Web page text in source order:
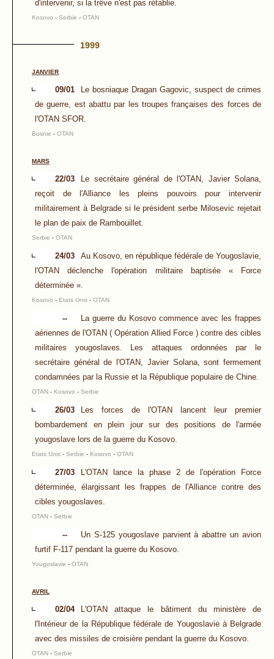
d'intervenir, si la trêve n'est pas rétablie.
Kosovo - Serbie - OTAN
1999
JANVIER
09/01
Le bosniaque Dragan Gagovic, suspect de crimes
de guerre, est abattu par les troupes françaises des forces de
l'OTAN SFOR.
Bosnie - OTAN
MARS
22/03
Le secrétaire général de l'OTAN, Javier Solana,
reçoit de l'Alliance les pleins pouvoirs pour intervenir
militairement à Belgrade si le président serbe Milosevic rejetait
le plan de paix de Rambouillet.
Serbie - OTAN
24/03
Au Kosovo, en république fédérale de Yougoslavie,
l'OTAN déclenche l'opération militaire baptisée « Force
déterminée ».
Kosovo - Etats Unis - OTAN
--
La guerre du Kosovo commence avec les frappes
aériennes de l'OTAN ( Opération Allied Force ) contre des cibles
militaires yougoslaves. Les attaques ordonnées par le
secrétaire général de l'OTAN, Javier Solana, sont fermement
condamnées par la Russie et la République populaire de Chine.
OTAN - Kosovo - Serbie
26/03
Les forces de l'OTAN lancent leur premier
bombardement en plein jour sur des positions de l'armée
yougoslave lors de la guerre du Kosovo.
Etats Unis - Serbie - Kosovo - OTAN
27/03
L'OTAN lance la phase 2 de l'opération Force
déterminée, élargissant les frappes de l'Alliance contre des
cibles yougoslaves.
OTAN - Serbie
--
Un S-125 yougoslave parvient à abattre un avion
furtif F-117 pendant la guerre du Kosovo.
Yougoslavie - OTAN
AVRIL
02/04
L'OTAN attaque le bâtiment du ministère de
l'Intérieur de la République fédérale de Yougoslavie à Belgrade
avec des missiles de croisière pendant la guerre du Kosovo.
OTAN - Serbie